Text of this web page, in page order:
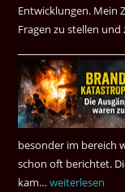
Entwicklungen. Mein
Fragen zu stellen
besonder im bereich
schon oft berichtet.
kam…Mindestens
weiterlesen